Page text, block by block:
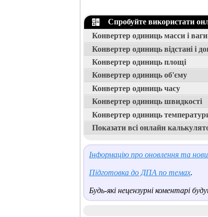
Спробуйте використати
Конвертер одиниць масси і ваги
Конвертер одиниць відстані і
Конвертер одиниць площі
Конвертер одиниць об'єму
Конвертер одиниць часу
Конвертер одиниць швидкості
Конвертер одиниць
Показати всі онлайн
Інформацію про оновлення та
Підготовка до ДПА по темах.
Будь-які нецензурні коментарі